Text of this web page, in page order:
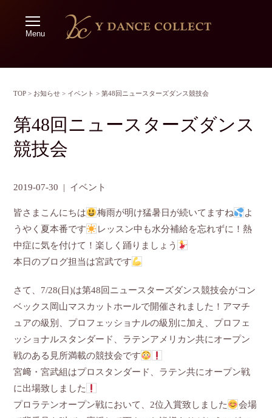
Menu
TOP > お知らせ > イベント >第48回ニュースターズダンス競技会
第48回ニュースターズダンス
競技会
2019-07-30 | イベント
皆さまこんにちは 梅雨が明け猛暑日が続いてますね
よ
うやく夏本番です
レッスン中も水分補給を忘れずに！熱
中症に気を付けて！楽しく踊りましょう
本日のブログ担当は宮武です
さて、7/28(日)は第48回ニュースターズダンス競技会がコン
ベックス岡山マスカットホールで開催されました！アマチ
ュアの級別、プロフェッショナルの級別に加え、プロフェ
ッショナルスタンダード、ラテンアメリカン共にオープン
戦のある見所満載の競技会です
宮﨑・宮武組はプロスタンダード、ラテン共にオープン戦
に出場致しました
プロラテンオープン戦において、2位入賞致しました
会場